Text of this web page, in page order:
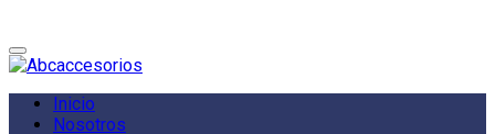
Inicio
Nosotros